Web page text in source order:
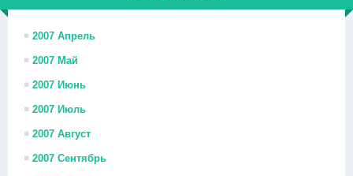
2007 Апрель
2007 Май
2007 Июнь
2007 Июль
2007 Август
2007 Сентябрь